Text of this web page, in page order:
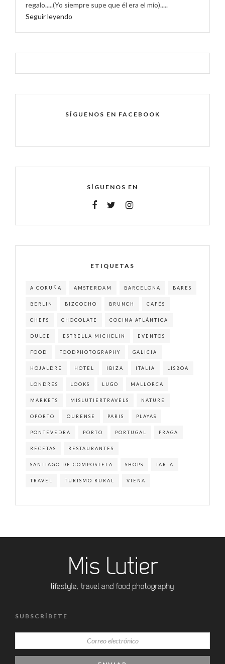
regalo.....(Yo siempre supe que él era el mío).....
Seguir leyendo
SÍGUENOS EN FACEBOOK
SÍGUENOS EN
ETIQUETAS
A CORUÑA AMSTERDAM BARCELONA BARES
BERLIN BIZCOCHO BRUNCH CAFÉS
CHEFS CHOCOLATE COCINA ATLÁNTICA
DULCE ESTRELLA MICHELIN EVENTOS
FOOD FOODPHOTOGRAPHY GALICIA
HOJALDRE HOTEL IBIZA ITALIA LISBOA
LONDRES LOOKS LUGO MALLORCA
MARKETS MISLUTIERTRAVELS NATURE
OPORTO OURENSE PARIS PLAYAS
PONTEVEDRA PORTO PORTUGAL PRAGA
RECETAS RESTAURANTES
SANTIAGO DE COMPOSTELA SHOPS TARTA
TRAVEL TURISMO RURAL VIENA
SUBSCRÍBETE